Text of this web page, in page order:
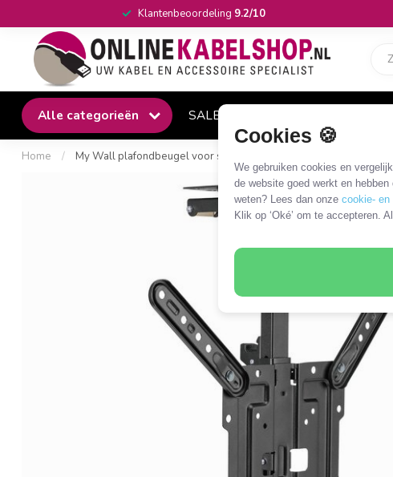
Cookies 🍪
We gebruiken cookies en
de website goed werkt en
weten? Lees dan onze cookie- en
Klik op ‘Oké’ om te accepteren.
Klantenbeoordeling 9.2/10
Alle categorieën SALE
Home / My Wall plafondbeugel voor schermen tot 55 inch / inklapbaar /